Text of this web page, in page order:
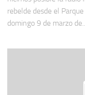
rebelde desde el
domingo 9 de marzo